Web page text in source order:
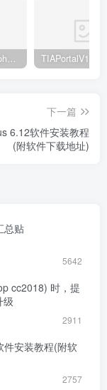
如何处理安装PS(photoshop cc2018) 时，提示系统或者IE浏览器需要升级
下一篇
6.12软件安装教程
(附软件下载地址)
总贴
5642
cc2018) 时，提
级
2911
件安装教程(附软
2757